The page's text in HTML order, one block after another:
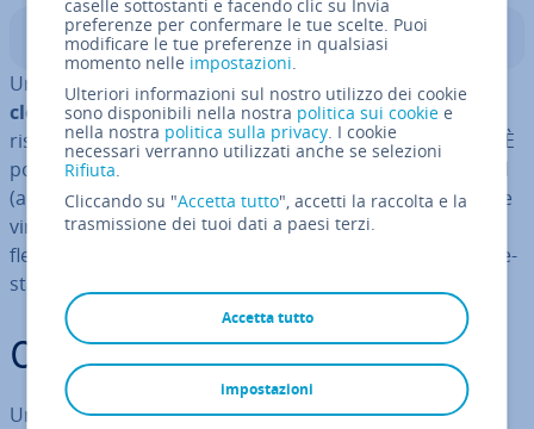
Indice
Un mul­ti­cloud descrive il ricorso si­mul­ta­neo a servizi
cloud di più provider, per combinare in modo mirato
risorse, pre­sta­zio­ni e fun­zio­na­li­tà in base alle esigenze. È
possibile uti­liz­za­re in parallelo diverse tipologie di cloud
(ad esempio cloud pubblici, privati o ibridi) senza essere
vincolati a un unico provider, ottenendo così maggiore
fles­si­bi­li­tà, tol­le­ran­za ai guasti e un’ot­ti­miz­za­zio­ne di pre­
sta­zio­ni e costi.
Che cos’è un mul­ti­cloud?
Un mul­ti­cloud descrive l’utilizzo si­mul­ta­neo di servizi
caselle sottostanti e facendo clic su Invia
preferenze per confermare le tue scelte. Puoi
modificare le tue preferenze in qualsiasi
momento nelle impostazioni.
Ulteriori informazioni sul nostro utilizzo dei cookie
sono disponibili nella nostra politica sui cookie e
nella nostra politica sulla privacy. I cookie
necessari verranno utilizzati anche se selezioni
Rifiuta.
Cliccando su "Accetta tutto", accetti la raccolta e la
trasmissione dei tuoi dati a paesi terzi.
Accetta tutto
impostazioni